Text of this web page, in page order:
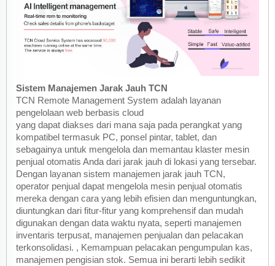
Sistem Manajemen Jarak Jauh TCN
TCN Remote Management System adalah layanan
pengelolaan web berbasis cloud
yang dapat diakses dari mana saja pada perangkat yang
kompatibel termasuk PC, ponsel pintar, tablet, dan
sebagainya untuk mengelola dan memantau klaster mesin
penjual otomatis Anda dari jarak jauh di lokasi yang tersebar.
Dengan layanan sistem manajemen jarak jauh TCN,
operator penjual dapat mengelola mesin penjual otomatis
mereka dengan cara yang lebih efisien dan menguntungkan,
diuntungkan dari fitur-fitur yang komprehensif dan mudah
digunakan dengan data waktu nyata, seperti manajemen
inventaris terpusat, manajemen penjualan dan pelacakan
terkonsolidasi. , Kemampuan pelacakan pengumpulan kas,
manajemen pengisian stok. Semua ini berarti lebih sedikit